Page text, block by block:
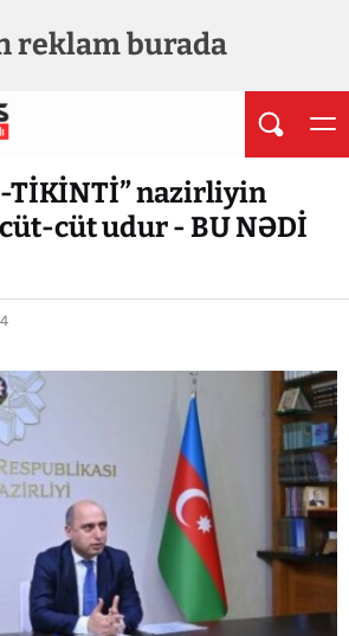
reklam burada
TİKİNTİ” nazirliyin
cüt udur - BU NƏDİ